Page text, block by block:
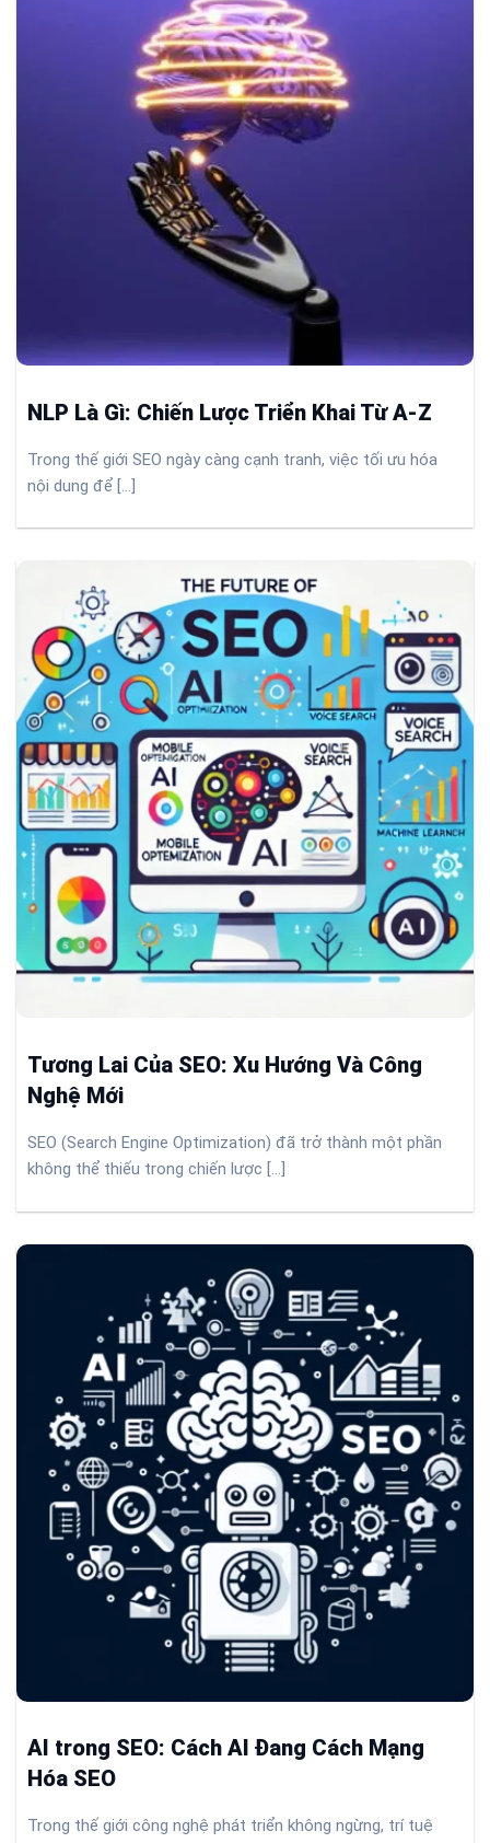
NLP Là Gì: Chiến Lược Triển Khai Từ A-Z
Trong thế giới SEO ngày càng cạnh tranh, việc tối ưu hóa
nội dung để [...]
Tương Lai Của SEO: Xu Hướng Và Công
Nghệ Mới
SEO (Search Engine Optimization) đã trở thành một phần
không thể thiếu trong chiến lược [...]
AI trong SEO: Cách AI Đang Cách Mạng
Hóa SEO
Trong thế giới công nghệ phát triển không ngừng, trí tuệ